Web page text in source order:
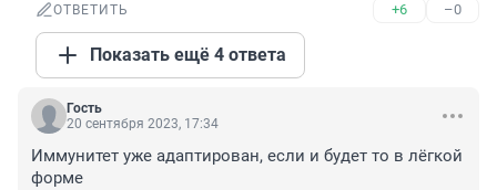
ОТВЕТИТЬ +6 –0
Показать ещё 4 ответа
Гость
20 сентября 2023, 17:34
Иммунитет уже адаптирован, если и будет то в лёгкой
форме